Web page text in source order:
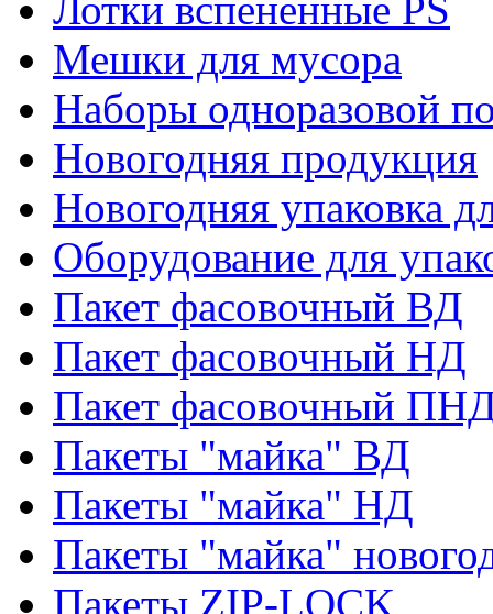
Мешки для мусора
Наборы одноразовой
Новогодняя продукция
Новогодняя упаковка
Оборудование для
Пакет фасовочный ВД
Пакет фасовочный НД
Пакет фасовочный
Пакеты "майка" ВД
Пакеты "майка" НД
Пакеты "майка"
Пакеты ZIP-LOCK